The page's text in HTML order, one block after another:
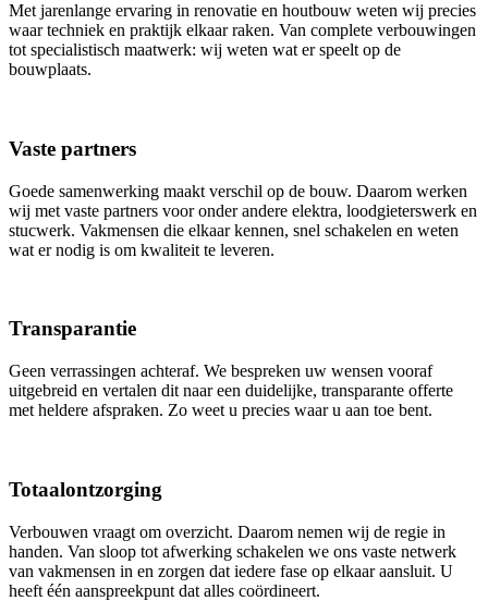
Met jarenlange ervaring in renovatie en houtbouw weten wij precies
waar techniek en praktijk elkaar raken. Van complete verbouwingen
tot specialistisch maatwerk: wij weten wat er speelt op de
bouwplaats.
Vaste partners
Goede samenwerking maakt verschil op de bouw. Daarom werken
wij met vaste partners voor onder andere elektra, loodgieterswerk en
stucwerk. Vakmensen die elkaar kennen, snel schakelen en weten
wat er nodig is om kwaliteit te leveren.
Transparantie
Geen verrassingen achteraf. We bespreken uw wensen vooraf
uitgebreid en vertalen dit naar een duidelijke, transparante offerte
met heldere afspraken. Zo weet u precies waar u aan toe bent.
Totaalontzorging
Verbouwen vraagt om overzicht. Daarom nemen wij de regie in
handen. Van sloop tot afwerking schakelen we ons vaste netwerk
van vakmensen in en zorgen dat iedere fase op elkaar aansluit. U
heeft één aanspreekpunt dat alles coördineert.